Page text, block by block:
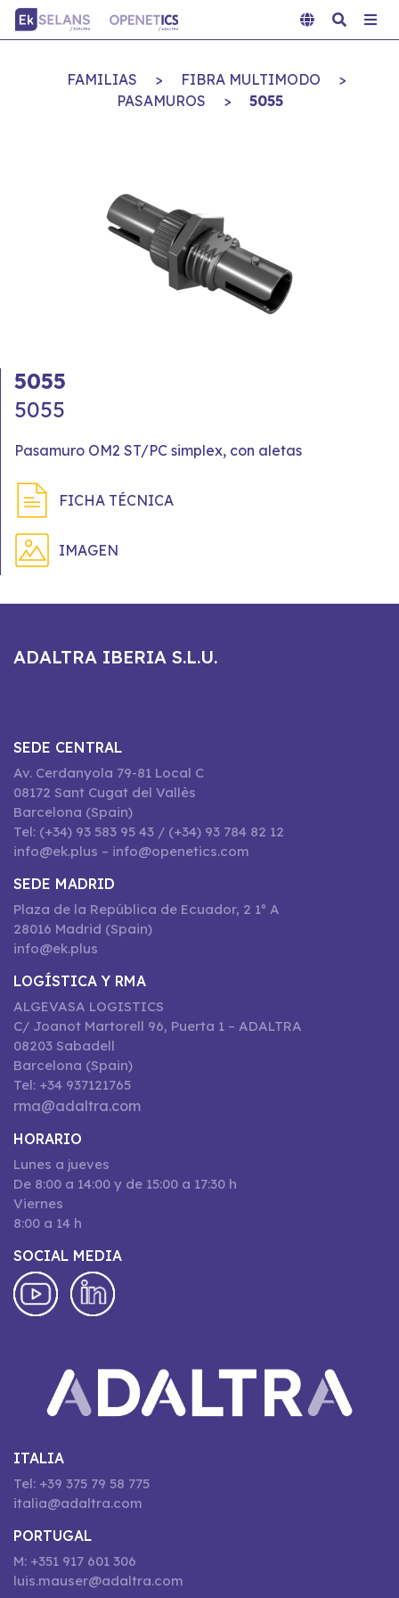
FAMILIAS > FIBRA MULTIMODO
>
PASAMUROS
> 5055
5055
5055
Pasamuro OM2 ST/PC simplex, con aletas
FICHA TÉCNICA
IMAGEN
ADALTRA IBERIA S.L.U.
SEDE CENTRAL
Av. Cerdanyola 79-81 Local C
08172 Sant Cugat del Vallès
Barcelona (Spain)
Tel: (+34) 93 583 95 43 / (+34) 93 784 82 12
info@ek.plus – info@openetics.com
SEDE MADRID
Plaza de la República de Ecuador, 2 1º A
28016 Madrid (Spain)
info@ek.plus
LOGÍSTICA Y RMA
ALGEVASA LOGISTICS
C/ Joanot Martorell 96, Puerta 1 – ADALTRA
08203 Sabadell
Barcelona (Spain)
Tel: +34 937121765
rma@adaltra.com
HORARIO
Lunes a jueves
De 8:00 a 14:00 y de 15:00 a 17:30 h
Viernes
8:00 a 14 h
SOCIAL MEDIA
ITALIA
Tel: +39 375 79 58 775
italia@adaltra.com
PORTUGAL
M: +351 917 601 306
luis.mauser@adaltra.com